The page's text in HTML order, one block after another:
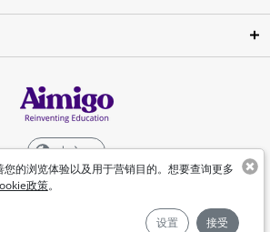
的浏览体验以及用于营销目的。想要查询更多
政策。
设置 接受
中文
©Aimigo 2026